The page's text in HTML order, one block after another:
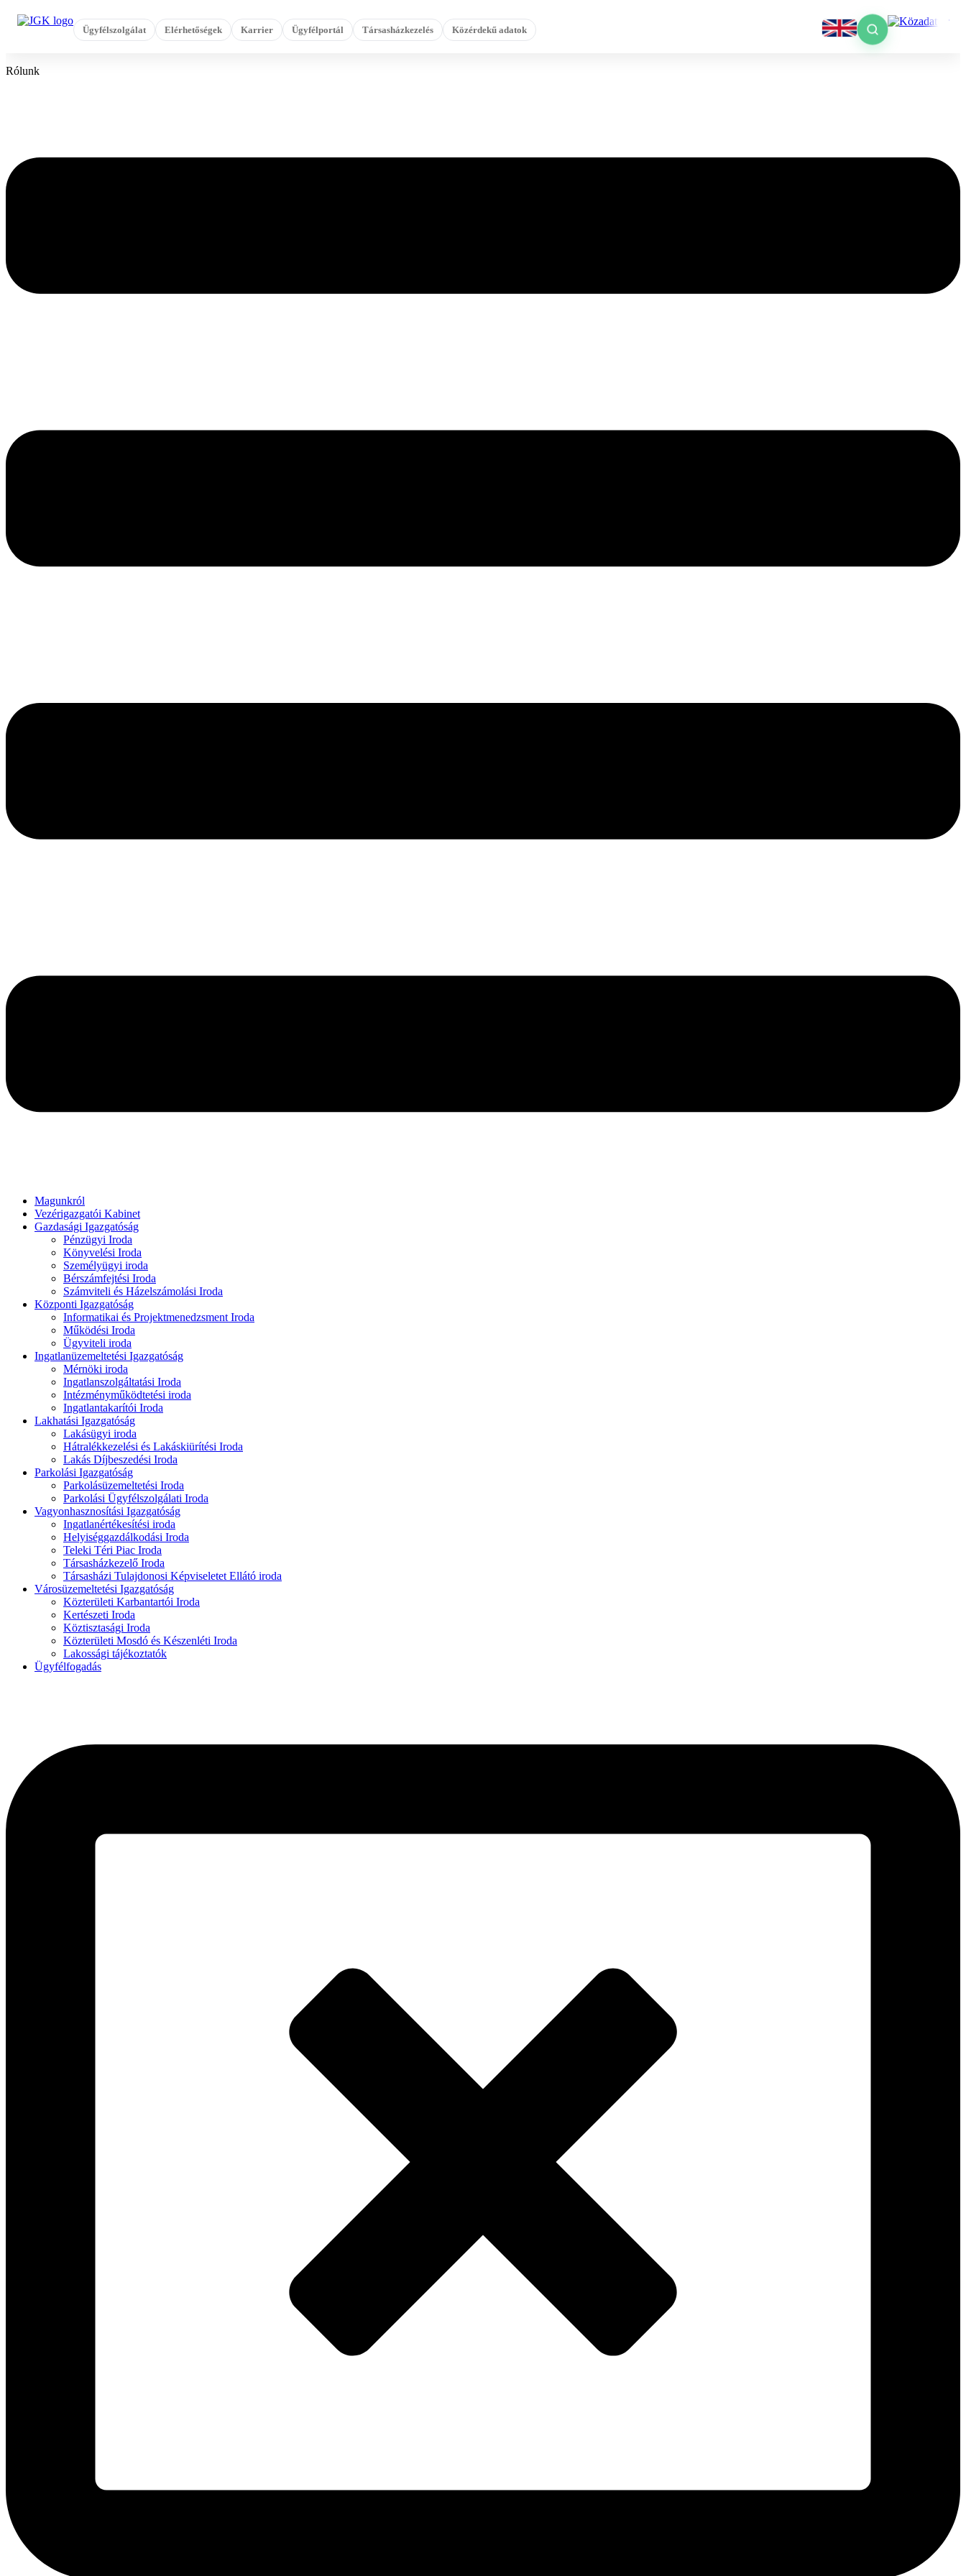
Ügyfélszolgálat Elérhetőségek Karrier Ügyfélportál Társasházkezelés Közérdekű adatok
Rólunk
Magunkról
Vezérigazgatói Kabinet
Gazdasági Igazgatóság
Pénzügyi Iroda
Könyvelési Iroda
Személyügyi iroda
Bérszámfejtési Iroda
Számviteli és Házelszámolási Iroda
Központi Igazgatóság
Informatikai és Projektmenedzsment Iroda
Működési Iroda
Ügyviteli iroda
Ingatlanüzemeltetési Igazgatóság
Mérnöki iroda
Ingatlanszolgáltatási Iroda
Intézményműködtetési iroda
Ingatlantakarítói Iroda
Lakhatási Igazgatóság
Lakásügyi iroda
Hátralékkezelési és Lakáskiürítési Iroda
Lakás Díjbeszedési Iroda
Parkolási Igazgatóság
Parkolásüzemeltetési Iroda
Parkolási Ügyfélszolgálati Iroda
Vagyonhasznosítási Igazgatóság
Ingatlanértékesítési iroda
Helyiséggazdálkodási Iroda
Teleki Téri Piac Iroda
Társasházkezelő Iroda
Társasházi Tulajdonosi Képviseletet Ellátó iroda
Városüzemeltetési Igazgatóság
Közterületi Karbantartói Iroda
Kertészeti Iroda
Köztisztasági Iroda
Közterületi Mosdó és Készenléti Iroda
Lakossági tájékoztatók
Ügyfélfogadás